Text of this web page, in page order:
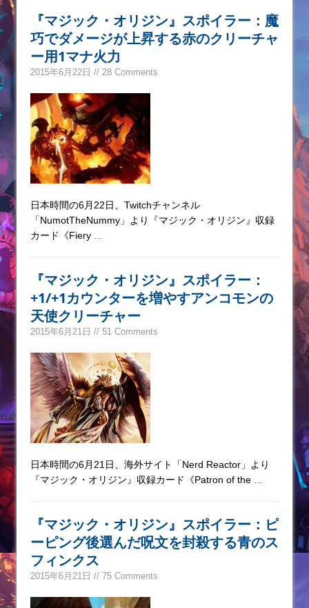
『マジック・オリジン』スポイラー：魔
巧でダメージが上昇する赤のクリーチャ
ー用1マナ火力
2015年6月22日 // 28 Comments
日本時間の6月22日、Twitchチャンネル
「NumotTheNummy」より『マジック・オリジン』収録
カード《Fiery
『マジック・オリジン』スポイラー：
+1/+1カウンターを増やすアンコモンの
天使クリーチャー
2015年6月21日 // 51 Comments
日本時間の6月21日、海外サイト「Nerd Reactor」より
『マジック・オリジン』収録カード《Patron of the
『マジック・オリジン』スポイラー：ピ
ーピング後選んだ呪文を封殺する青のス
フィンクス
2015年6月21日 // 75 Comments